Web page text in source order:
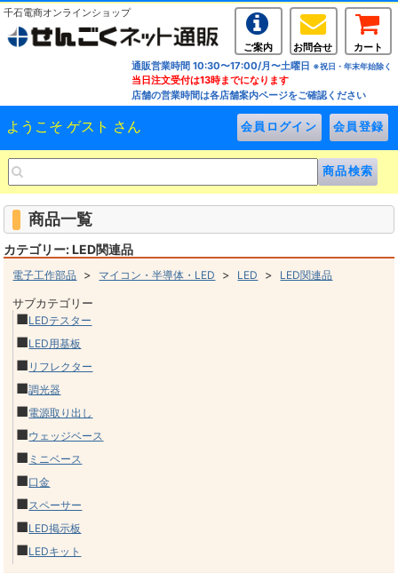
千石電商オンラインショップ
ご案内 お問合せ
カート
通販営業時間 10:30〜17:00/月〜土曜日 ※祝日・年末年始除く
当日注文受付は13時までになります
店舗の営業時間は各店舗案内ページをご確認ください
ようこそ ゲスト さん
商品一覧
カテゴリー: LED関連品
電子工作部品 > マイコン・半導体・LED > LED > LED関連品
サブカテゴリー
■LEDテスター
■LED用基板
■ リフレクター
■調光器
■電源取り出し
■ウェッジベース
■ ミニベース
■口金
■スペーサー
■LED掲示板
■LEDキット